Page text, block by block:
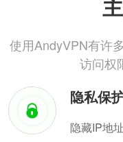
使用AndyVPN有许
访问权
隐私保
隐藏IP地址